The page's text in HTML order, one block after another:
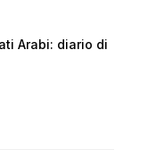
Arabi: diario di